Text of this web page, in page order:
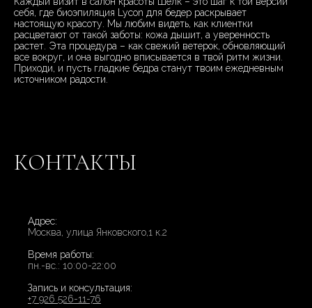
себя, где биоэпиляция Lycon для бедер раскрывает
настоящую красоту. Мы любим видеть, как клиентки
расцветают от такой заботы: кожа дышит, а уверенность
растет. Эта процедура – как свежий ветерок, обновляющий
все вокруг, и она выгодно вписывается в твой ритм жизни.
Приходи, и пусть гладкие бедра станут твоим ежедневным
источником радости.
КОНТАКТЫ
Адрес:
Москва, улица Янковского,1 к.2
Время работы:
пн.-вс.: 10:00-22:00
Запись и консультация:
+7 926 526-11-76